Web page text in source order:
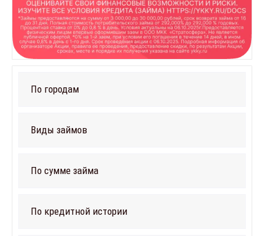
По городам
Виды займов
По сумме займа
По кредитной истории